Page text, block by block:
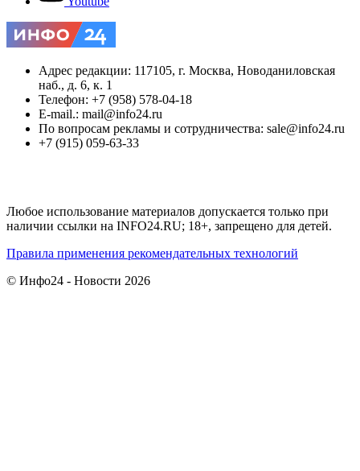
Адрес редакции: 117105, г. Москва, Новоданиловская
наб., д. 6, к. 1
Телефон: +7 (958) 578-04-18
E-mail.: mail@info24.ru
По вопросам рекламы и сотрудничества: sale@info24.ru
+7 (915) 059-63-33
Любое использование материалов допускается только при
наличии ссылки на INFO24.RU; 18+, запрещено для детей.
Правила применения рекомендательных технологий
© Инфо24 - Новости 2026